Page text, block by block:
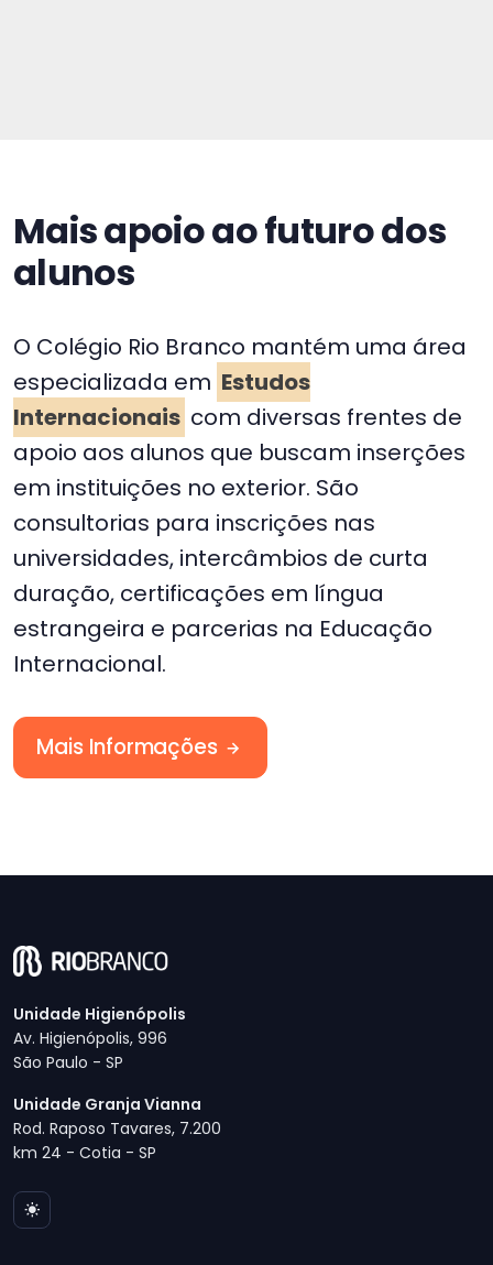
Mais apoio ao futuro dos
alunos
O Colégio Rio Branco mantém uma área
especializada em Estudos
Internacionais com diversas frentes de
apoio aos alunos que buscam inserções
em instituições no exterior. São
consultorias para inscrições nas
universidades, intercâmbios de curta
duração, certificações em língua
estrangeira e parcerias na Educação
Internacional.
Mais Informações
Unidade Higienópolis
Av. Higienópolis, 996
São Paulo - SP
Unidade Granja Vianna
Rod. Raposo Tavares, 7.200
km 24 - Cotia - SP